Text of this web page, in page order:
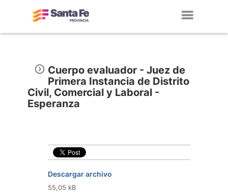
Cuerpo evaluador - Juez de
Primera Instancia de Distrito
Civil, Comercial y Laboral -
Esperanza
Descargar archivo
55,05 kB